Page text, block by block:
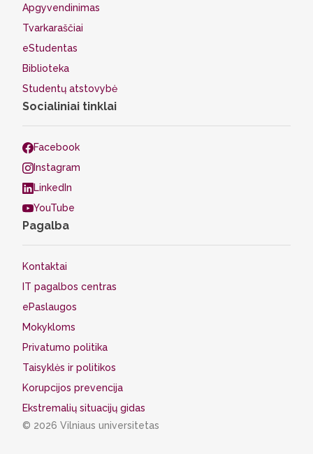
Apgyvendinimas
Tvarkaraščiai
eStudentas
Biblioteka
Studentų atstovybė
Socialiniai tinklai
Facebook
Instagram
LinkedIn
YouTube
Pagalba
Kontaktai
IT pagalbos centras
ePaslaugos
Mokykloms
Privatumo politika
Taisyklės ir politikos
Korupcijos prevencija
Ekstremalių situacijų gidas
© 2026 Vilniaus universitetas